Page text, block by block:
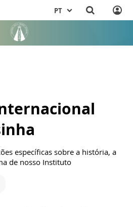
PT
específicas sobre a história, a
de nosso Instituto